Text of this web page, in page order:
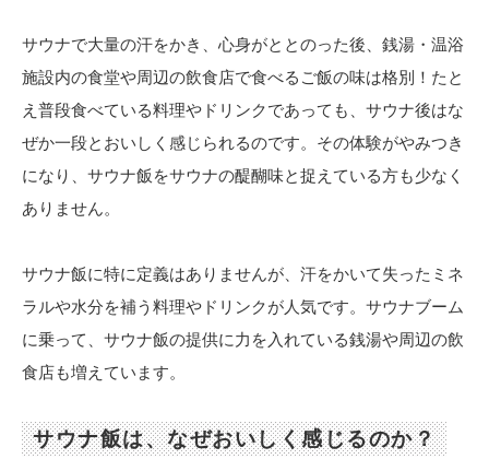
サウナで大量の汗をかき、心身がととのった後、銭湯・温浴
施設内の食堂や周辺の飲食店で食べるご飯の味は格別！たと
え普段食べている料理やドリンクであっても、サウナ後はな
ぜか一段とおいしく感じられるのです。その体験がやみつき
になり、サウナ飯をサウナの醍醐味と捉えている方も少なく
ありません。
サウナ飯に特に定義はありませんが、汗をかいて失ったミネ
ラルや水分を補う料理やドリンクが人気です。サウナブーム
に乗って、サウナ飯の提供に力を入れている銭湯や周辺の飲
食店も増えています。
サウナ飯は、なぜおいしく感じるのか？